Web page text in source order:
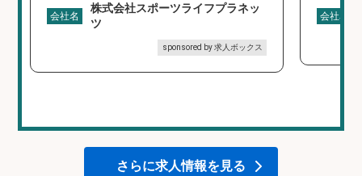
会社名
株式会社スポーツライフプラネッ
ツ
sponsored by 求人ボックス
会社名
さらに求人情報を見る